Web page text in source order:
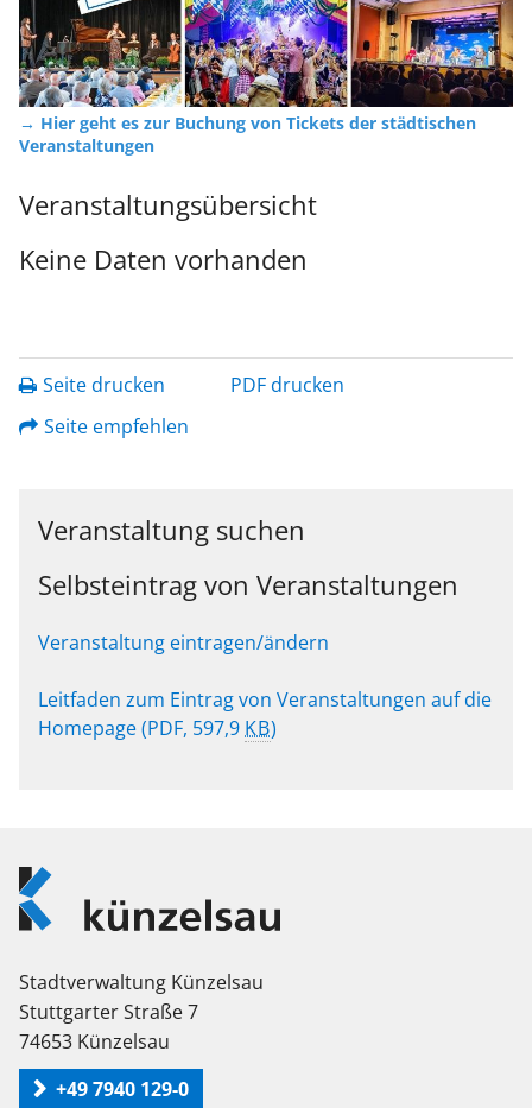
→ Hier geht es zur Buchung von Tickets der städtischen
Veranstaltungen
Veranstaltungsübersicht
Keine Daten vorhanden
Seite drucken
PDF drucken
Seite empfehlen
Veranstaltung suchen
Selbsteintrag von Veranstaltungen
Veranstaltung eintragen/ändern
Leitfaden zum Eintrag von Veranstaltungen auf die
Homepage(PDF, 597,9 KB)
Logo
Künzelsau
Stadtverwaltung Künzelsau
Stuttgarter Straße 7
74653 Künzelsau
+49 7940 129-0